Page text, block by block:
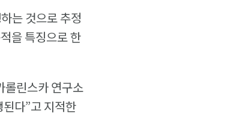
는 것으로 추정
을 특징으로 한
롤린스카 연구소
다”고 지적한